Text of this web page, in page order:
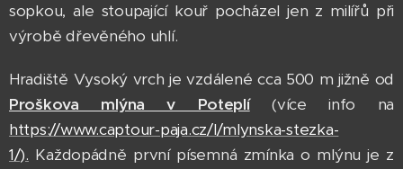
sopkou, ale stoupající kouř pocházel jen z milířů při
výrobě dřevěného uhlí.
Hradiště Vysoký vrch je vzdálené cca 500 m jižně od
Proškova mlýna v Poteplí(více info na
https://www.captour-paja.cz/l/mlynska-stezka-
1/). Každopádně první písemná zmínka o mlýnu je z